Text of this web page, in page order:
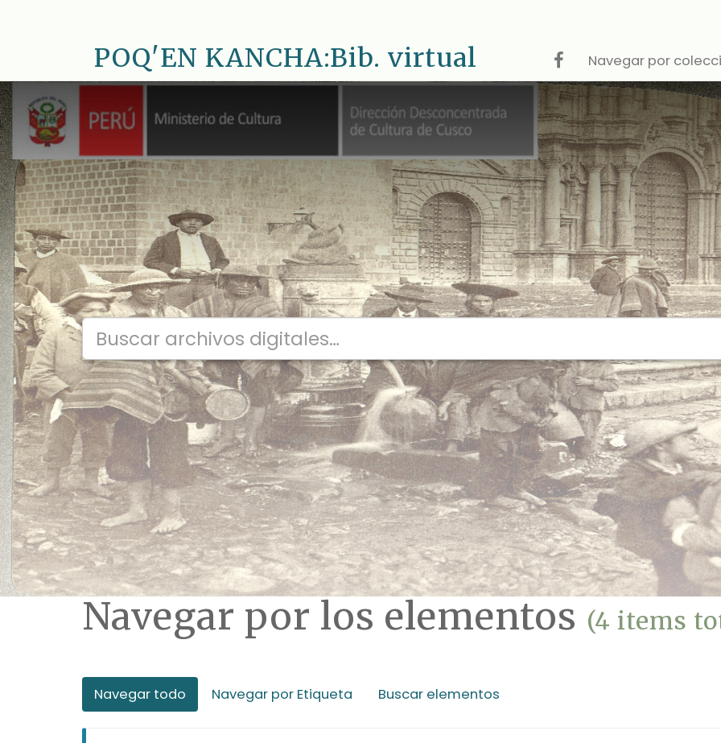
POQ'EN KANCHA:Bib. virtual Navegar por
Navegar por los elementos (4 items
Navegar todo Navegar por Etiqueta Buscar elementos